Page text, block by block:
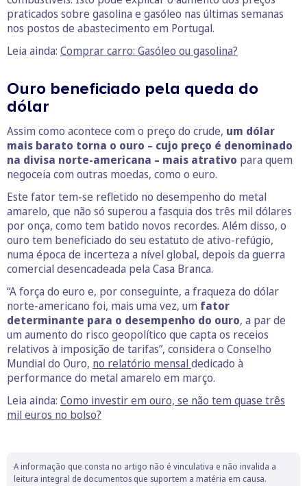
praticados sobre gasolina e gasóleo nas últimas semanas
nos postos de abastecimento em Portugal.
Leia ainda: Comprar carro: Gasóleo ou gasolina?
Ouro beneficiado pela queda do
dólar
Assim como acontece com o preço do crude, um dólar
mais barato torna o ouro – cujo preço é denominado
na divisa norte-americana – mais atrativo para quem
negoceia com outras moedas, como o euro.
Este fator tem-se refletido no desempenho do metal
amarelo, que não só superou a fasquia dos três mil dólares
por onça, como tem batido novos recordes. Além disso, o
ouro tem beneficiado do seu estatuto de ativo-refúgio,
numa época de incerteza a nível global, depois da guerra
comercial desencadeada pela Casa Branca.
“A força do euro e, por conseguinte, a fraqueza do dólar
norte-americano foi, mais uma vez, um fator
determinante para o desempenho do ouro, a par de
um aumento do risco geopolítico que capta os receios
relativos à imposição de tarifas”, considera o Conselho
Mundial do Ouro, no relatório mensal dedicado à
performance do metal amarelo em março.
Leia ainda: Como investir em ouro, se não tem quase três
mil euros no bolso?
A informação que consta no artigo não é vinculativa e não invalida a
leitura integral de documentos que suportem a matéria em causa.